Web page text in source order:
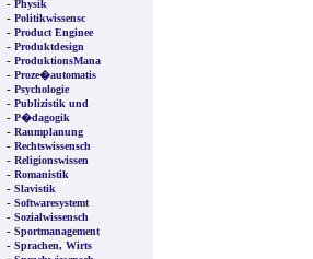
- Physik
- Politikwissensc
- Product Enginee
- Produktdesign
- ProduktionsMana
- Proze�automatis
- Psychologie
- Publizistik und
- P�dagogik
- Raumplanung
- Rechtswissensch
- Religionswissen
- Romanistik
- Slavistik
- Softwaresystemt
- Sozialwissensch
- Sportmanagement
- Sprachen, Wirts